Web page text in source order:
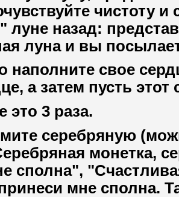
чистоту
луне назад:
луна и вы
наполните свое
а затем пусть этот
это 3 раза.
серебряную
монетка,
сполна",
мне сполна.